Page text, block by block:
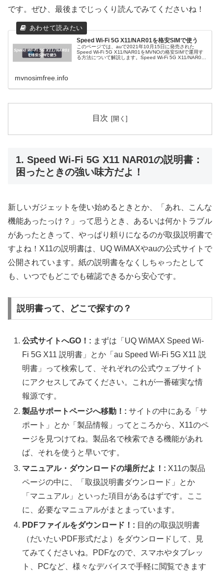
です。ぜひ、最後までじっくり読んでみてくださいね！
Speed Wi-Fi 5G X11/NAR01を格安SIMで使う
このページでは、auで2021年10月15日に発売された
Speed Wi-Fi 5G X11/NAR01をMVNOの格安SIMで運用す
る方法について解説します。Speed Wi-Fi 5G X11/NAR01
mvnosimfree.info
目次
1. Speed Wi-Fi 5G X11 NAR01の説明書：
困ったときの強い味方だよ！
新しいガジェットを使い始めるときとか、「あれ、こんな
機能あったっけ？」って思うとき、あるいは何かトラブル
があったときって、やっぱり頼りになるのが取扱説明書で
すよね！X11の説明書は、UQ WiMAXやauの公式サイトで
公開されています。紙の説明書をなくしちゃったとして
も、いつでもどこでも確認できるから安心です。
説明書って、どこで探すの？
公式サイトへGO！: まずは「UQ WiMAX Speed Wi-
Fi 5G X11 説明書」とか「au Speed Wi-Fi 5G X11 説
明書」って検索して、それぞれの公式ウェブサイト
にアクセスしてみてください。これが一番確実な情
報源です。
製品サポートページへ移動！: サイトの中にある「サ
ポート」とか「製品情報」ってところから、X11のペ
ージを見つけてね。製品名で検索できる機能があれ
ば、それを使うと早いです。
マニュアル・ダウンロードの場所だよ！: X11の製品
ページの中に、「取扱説明書ダウンロード」とか
「マニュアル」といった項目があるはずです。ここ
に、必要なマニュアルがまとまっています。
PDFファイルをダウンロード！: 目的の取扱説明書
（だいたいPDF形式だよ）をダウンロードして、見
てみてくださいね。PDFなので、スマホやタブレッ
ト、PCなど、様々なデバイスで手軽に閲覧できます